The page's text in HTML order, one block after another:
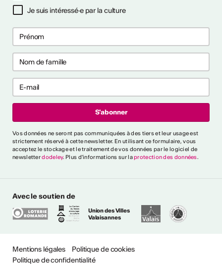
pour prévenir
?
pour prévenir
?
tout
je reconnu
culturel
?
une personne comme
Un glossaire de
également l'utilisation
professionnalisme
Je suis intéressé·e par la culture
Vos données ne seront pas communiquées à des tiers et leur usage est
strictement réservé à cette newsletter. En utilisant ce formulaire, vous
acceptez le stockage et le traitement de vos données par le logiciel de
newsletterdodeley. Plus d'informations sur laprotection des données.
Avec le soutien de
Union des Villes
Valaisannes
Mentions légales
Politique de cookies
Politique de confidentialité